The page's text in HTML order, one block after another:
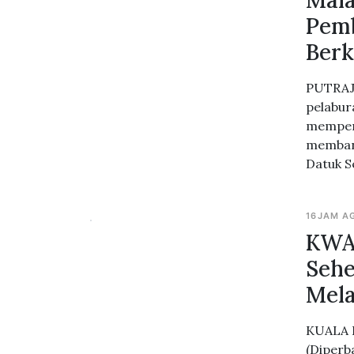
Datuk
16JAM
KUALA